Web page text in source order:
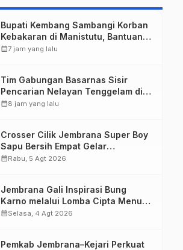
Bupati Kembang Sambangi Korban
Kebakaran di Manistutu, Bantuan
Disalurkan untuk Ringankan Beban
calendar_month7 jam yang lalu
Tim Gabungan Basarnas Sisir
Pencarian Nelayan Tenggelam di
Perairan Pantai Pengambengan
calendar_month8 jam yang lalu
Crosser Cilik Jembrana Super Boy
Sapu Bersih Empat Gelar
Motocross 50cc
calendar_monthRabu, 5 Agt 2026
Jembrana Gali Inspirasi Bung
Karno melalui Lomba Cipta Menu
Mustika Rasa
calendar_monthSelasa, 4 Agt 2026
Pemkab Jembrana–Kejari Perkuat